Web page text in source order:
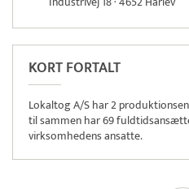
KORT FORTALT
Lokaltog A/S har 2
til sammen har 69
virksomhedens ansatte.